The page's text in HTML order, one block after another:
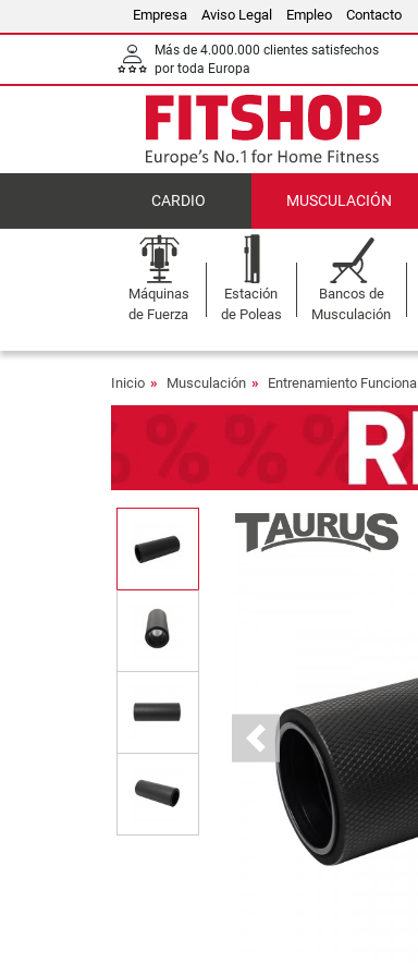
Empresa Aviso Legal Empleo Contacto
Más de 4.000.000 clientes satisfechos
por toda Europa
CARDIO MUSCULACIÓN
Máquinas
de Fuerza
Estación
de Poleas
Bancos de
Musculación
Inicio Musculación Entrenamiento Funcional
Previous